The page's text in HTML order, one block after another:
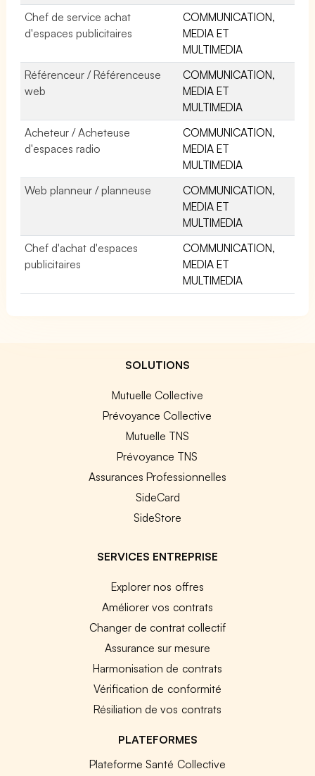
Chef de service achat
d'espaces publicitaires
COMMUNICATION,
MEDIA ET
MULTIMEDIA
Référenceur / Référenceuse
web
COMMUNICATION,
MEDIA ET
MULTIMEDIA
Acheteur / Acheteuse
d'espaces radio
COMMUNICATION,
MEDIA ET
MULTIMEDIA
Web planneur / planneuse
COMMUNICATION,
MEDIA ET
MULTIMEDIA
Chef d'achat d'espaces
publicitaires
COMMUNICATION,
MEDIA ET
MULTIMEDIA
SOLUTIONS
Mutuelle Collective
Prévoyance Collective
Mutuelle TNS
Prévoyance TNS
Assurances Professionnelles
SideCard
SideStore
SERVICES ENTREPRISE
Explorer nos offres
Améliorer vos contrats
Changer de contrat collectif
Assurance sur mesure
Harmonisation de contrats
Vérification de conformité
Résiliation de vos contrats
PLATEFORMES
Plateforme Santé Collective